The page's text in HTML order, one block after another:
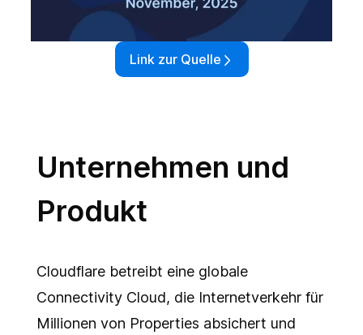
Link zur Quelle
Unternehmen und
Produkt
Cloudflare betreibt eine globale
Connectivity Cloud, die Internetverkehr für
Millionen von Properties absichert und